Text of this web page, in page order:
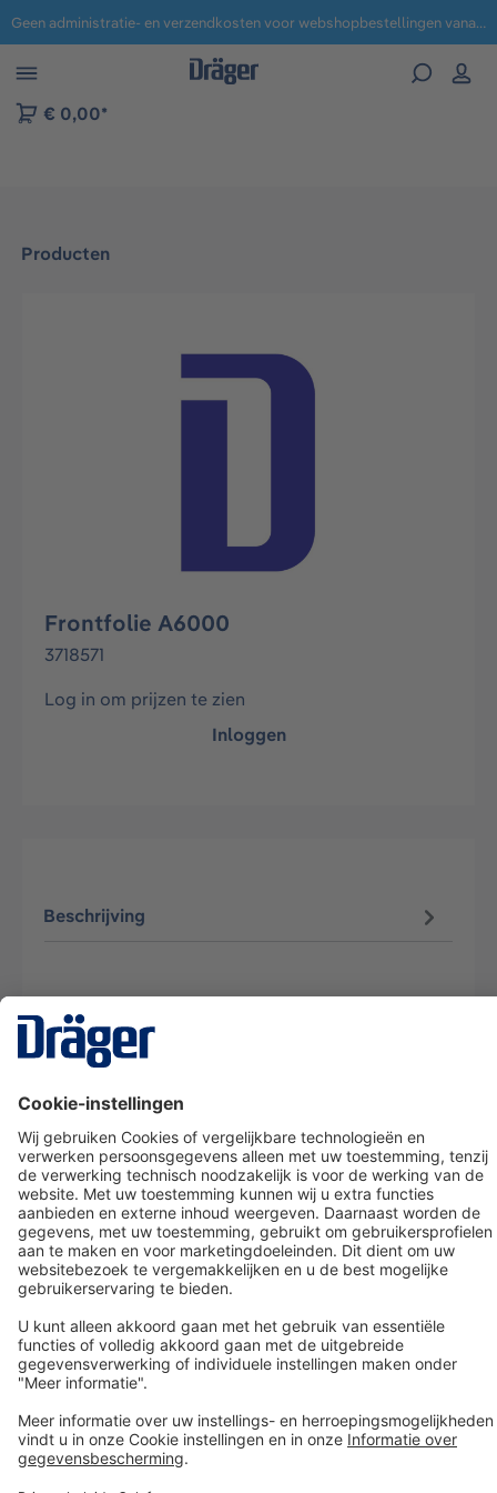
naar navigatie B2B-platform Geen administratie- en verzendkosten voor webshopbestellingen vanaf € 100,-.
€ 0,00*
Producten
Afbeeldingengalerij overslaan
Frontfolie A6000
3718571
Log in om prijzen te zien
Inloggen
Beschrijving
Dräger klantenservice
Over Dräger
Bestellen in onze webshop
Community